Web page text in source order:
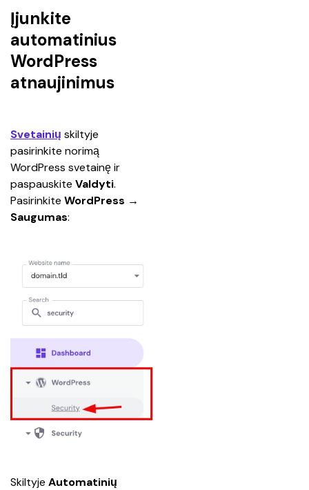
Įjunkite
automatinius
WordPress
atnaujinimus
Svetainių skiltyje
pasirinkite norimą
WordPress svetainę ir
paspauskite Valdyti.
Pasirinkite WordPress →
Saugumas:
Skiltyje Automatinių